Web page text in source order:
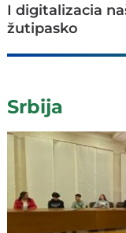
I digitalizacia
žutipasko
Srbija